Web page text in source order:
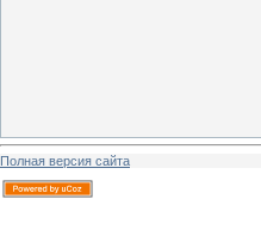
Полная версия сайта